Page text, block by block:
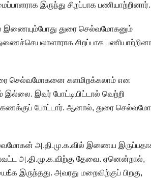
இருந்து சிறப்பாக பணியாற்றினார்.
இணையும்போது துரை செல்வமோகனும்
சிறப்பாக
செல்வமோகனை களமிறக்கலாம் என
இல்லை. இவர் போட்டியிட்டால் வெற்றி
கணக்குப் போட்டார். ஆனால், துரை
அ.தி.மு.க.வில் இணைய
அ.தி.மு.க.விற்கு தேவை. ஏனென்றால்,
இருந்தது. அவரது மறைவிற்குப் பிறகு,